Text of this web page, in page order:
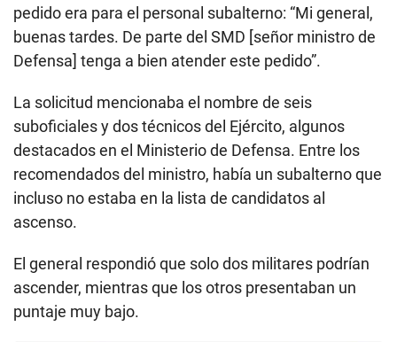
pedido era para el personal subalterno: “Mi general,
buenas tardes. De parte del SMD [señor ministro de
Defensa] tenga a bien atender este pedido”.
La solicitud mencionaba el nombre de seis
suboficiales y dos técnicos del Ejército, algunos
destacados en el Ministerio de Defensa. Entre los
recomendados del ministro, había un subalterno que
incluso no estaba en la lista de candidatos al
ascenso.
El general respondió que solo dos militares podrían
ascender, mientras que los otros presentaban un
puntaje muy bajo.